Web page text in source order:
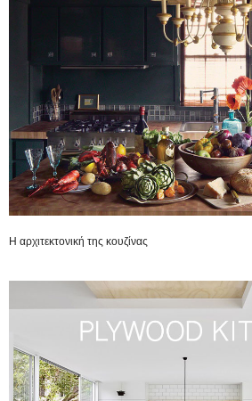
Η αρχιτεκτονική της κουζίνας